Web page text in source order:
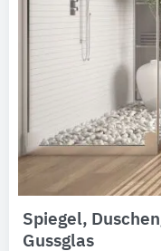
Spiegel,
Gussglas